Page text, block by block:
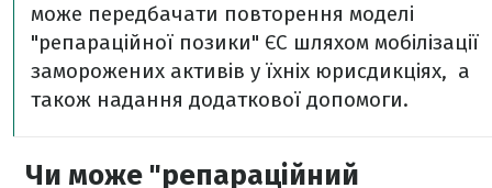
може передбачати повторення моделі
"репараційної позики" ЄС шляхом мобілізації
заморожених активів у їхніх юрисдикціях, а
також надання додаткової допомоги.
Чи може "репараційний